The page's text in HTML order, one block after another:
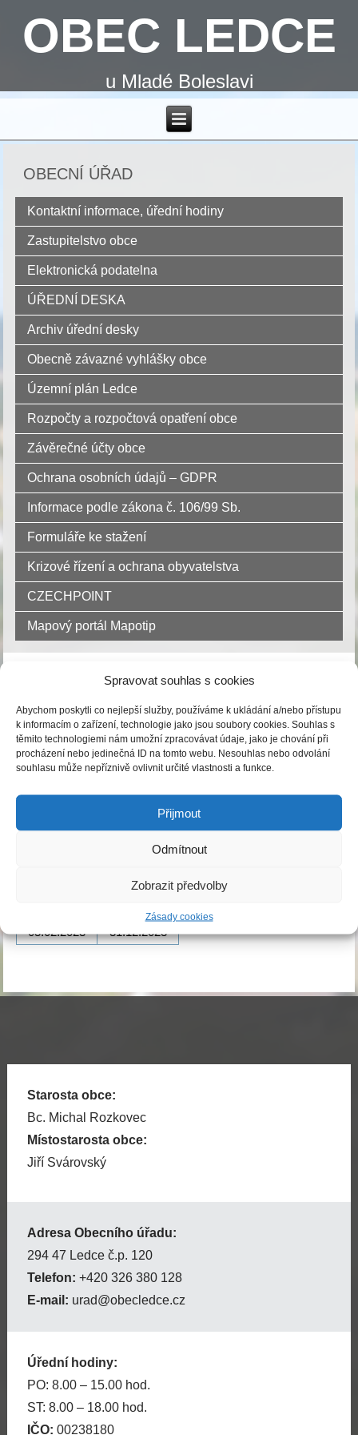
Spravovat souhlas s cookies
Abychom poskytli co nejlepší služby, používáme k ukládání a/nebo přístupu
k informacím o zařízení, technologie jako jsou soubory cookies. Souhlas s
těmito technologiemi nám umožní zpracovávat údaje, jako je chování při
procházení nebo jedinečná ID na tomto webu. Nesouhlas nebo odvolání
souhlasu může nepříznivě ovlivnit určité vlastnosti a funkce.
Přijmout
Odmítnout
Zobrazit předvolby
Zásady cookies
OBEC LEDCE
u Mladé Boleslavi
OBECNÍ ÚŘAD
Kontaktní informace, úřední hodiny
Zastupitelstvo obce
Elektronická podatelna
ÚŘEDNÍ DESKA
Archiv úřední desky
Obecně závazné vyhlášky obce
Územní plán Ledce
Rozpočty a rozpočtová opatření obce
Závěrečné účty obce
Ochrana osobních údajů – GDPR
Informace podle zákona č. 106/99 Sb.
Formuláře ke stažení
Krizové řízení a ochrana obyvatelstva
CZECHPOINT
Mapový portál Mapotip
Dokument úřední desky:
Rozpočtové opatření č. 1/2023
Publikováno 03.02.2023| Autor: Obecní úřad Ledce
03.02.2023 31.12.2023
Starosta obce:
Bc. Michal Rozkovec
Místostarosta obce:
Jiří Svárovský
Adresa Obecního úřadu:
294 47 Ledce č.p. 120
Telefon: +420 326 380 128
E-mail: urad@obecledce.cz
Úřední hodiny:
PO: 8.00 – 15.00 hod.
ST: 8.00 – 18.00 hod.
IČO: 00238180